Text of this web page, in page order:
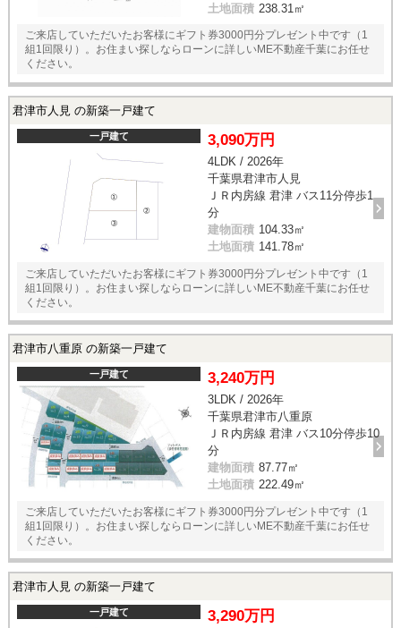
土地面積 238.31㎡
ご来店していただいたお客様にギフト券3000円分プレゼント中です（1
組1回限り）。お住まい探しならローンに詳しいME不動産千葉にお任せ
ください。
君津市人見 の新築一戸建て
一戸建て 3,090万円
4LDK / 2026年
千葉県君津市人見
ＪＲ内房線 君津 バス11分停歩1
分
建物面積 104.33㎡
土地面積 141.78㎡
ご来店していただいたお客様にギフト券3000円分プレゼント中です（1
組1回限り）。お住まい探しならローンに詳しいME不動産千葉にお任せ
ください。
君津市八重原 の新築一戸建て
一戸建て 3,240万円
3LDK / 2026年
千葉県君津市八重原
ＪＲ内房線 君津 バス10分停歩10
分
建物面積 87.77㎡
土地面積 222.49㎡
ご来店していただいたお客様にギフト券3000円分プレゼント中です（1
組1回限り）。お住まい探しならローンに詳しいME不動産千葉にお任せ
ください。
君津市人見 の新築一戸建て
一戸建て 3,290万円